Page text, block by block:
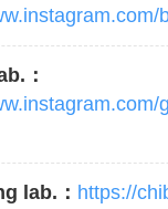
：
lab.： https://